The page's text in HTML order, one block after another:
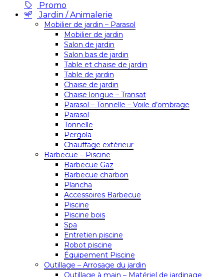
Promo
Jardin / Animalerie
Mobilier de jardin – Parasol
Mobilier de jardin
Salon de jardin
Salon bas de jardin
Table et chaise de jardin
Table de jardin
Chaise de jardin
Chaise longue – Transat
Parasol – Tonnelle – Voile d’ombrage
Parasol
Tonnelle
Pergola
Chauffage extérieur
Barbecue – Piscine
Barbecue Gaz
Barbecue charbon
Plancha
Accessoires Barbecue
Piscine
Piscine bois
Spa
Entretien piscine
Robot piscine
Équipement Piscine
Outillage – Arrosage du jardin
Outillage à main – Matériel de jardinage